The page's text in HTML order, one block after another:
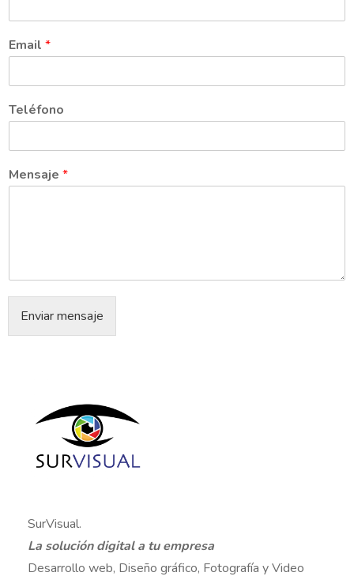
Email *
Teléfono
Mensaje *
Enviar mensaje
SurVisual.
La solución digital a tu empresa
Desarrollo web, Diseño gráfico, Fotografía y Video